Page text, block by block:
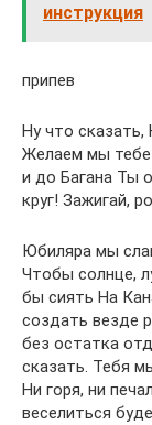
инструкция
припев
Ну что
Желаем мы тебе
и до Багана Ты
круг! Зажигай,
Юбиляра мы
Чтобы солнце,
бы сиять На
создать везде
без остатка
сказать. Тебя
Ни горя, ни
веселиться